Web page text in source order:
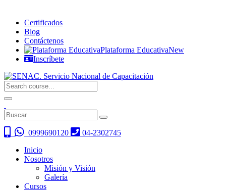
Certificados
Blog
Contáctenos
Plataforma EducativaNew
Inscríbete
0999690120
04-2302745
Inicio
Nosotros
Misión y Visión
Galería
Cursos